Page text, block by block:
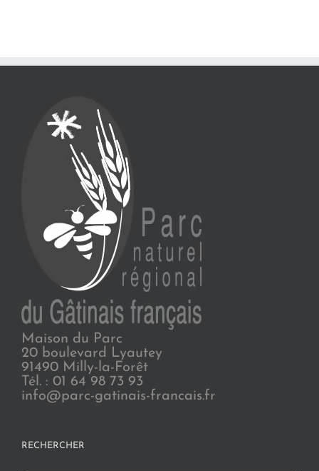
Maison du Parc
20 boulevard Lyautey
91490 Milly-la-Forêt
Tél. : 01 64 98 73 93
info@parc-gatinais-francais.fr
RECHERCHER